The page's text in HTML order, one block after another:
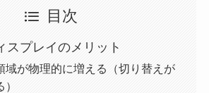
目次
スプレイのメリット
域が物理的に増える（切り替えが